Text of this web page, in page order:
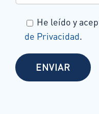
He leído y
de Privacidad.
Por favor, deja este